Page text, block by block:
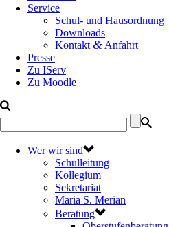
Service
Schul- und Hausordnung
Downloads
Kontakt & Anfahrt
Presse
Zu IServ
Zu Moodle
Wer wir sind
Schulleitung
Kollegium
Sekretariat
Maria S. Merian
Beratung